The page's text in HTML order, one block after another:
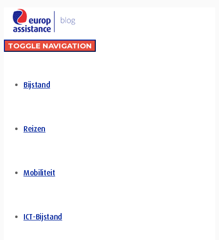
TOGGLE NAVIGATION
Bijstand
Reizen
Mobiliteit
ICT-Bijstand